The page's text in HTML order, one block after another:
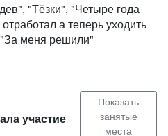
"Тёзки", "Четыре года
отработал а теперь уходить
меня решили"
участие
Показать
занятые
места